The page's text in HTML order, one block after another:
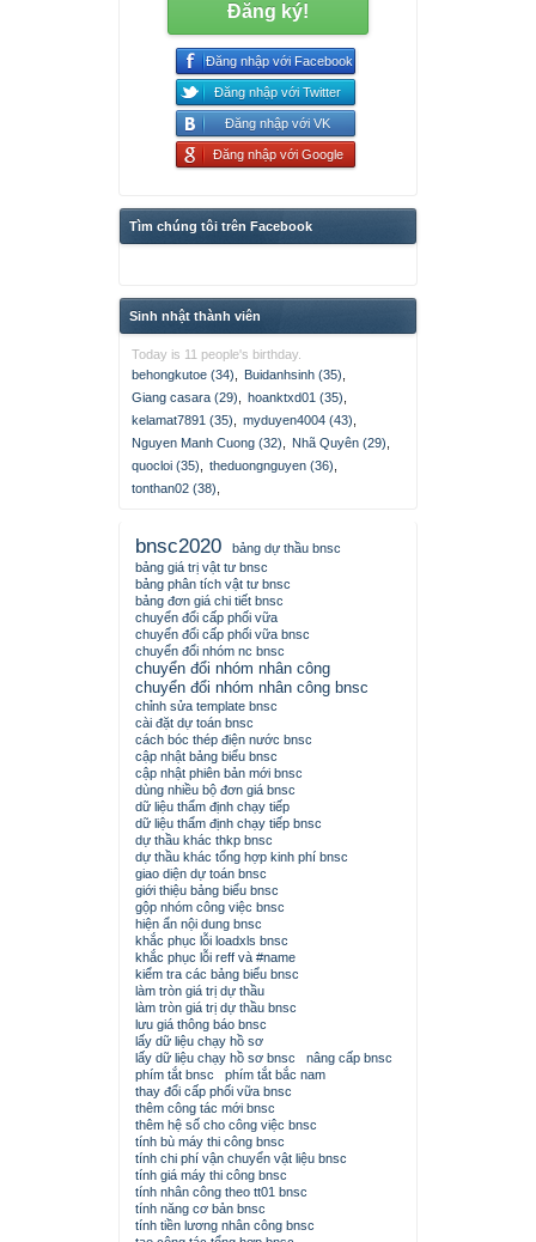
Đăng ký!
Đăng nhập với Facebook
Đăng nhập với Twitter
Đăng nhập với VK
Đăng nhập với Google
Tìm chúng tôi trên Facebook
Sinh nhật thành viên
Today is 11 people's birthday.
behongkutoe (34)
Buidanhsinh (35)
Giang casara (29)
hoanktxd01 (35)
kelamat7891 (35)
myduyen4004 (43)
Nguyen Manh Cuong (32)
Nhã Quyên (29)
quocloi (35)
theduongnguyen (36)
tonthan02 (38)
bnsc2020
bảng dự thầu bnsc
bảng giá trị vật tư bnsc
bảng phân tích vật tư bnsc
bảng đơn giá chi tiết bnsc
chuyển đổi cấp phối vữa
chuyển đổi cấp phối vữa bnsc
chuyển đổi nhóm nc bnsc
chuyển đổi nhóm nhân công
chuyển đổi nhóm nhân công bnsc
chỉnh sửa template bnsc
cài đặt dự toán bnsc
cách bóc thép điện nước bnsc
cập nhật bảng biểu bnsc
cập nhật phiên bản mới bnsc
dùng nhiều bộ đơn giá bnsc
dữ liệu thẩm định chạy tiếp
dữ liệu thẩm định chạy tiếp bnsc
dự thầu khác thkp bnsc
dự thầu khác tổng hợp kinh phí bnsc
giao diện dự toán bnsc
giới thiệu bảng biểu bnsc
gộp nhóm công việc bnsc
hiện ẩn nội dung bnsc
khắc phục lỗi loadxls bnsc
khắc phục lỗi reff và #name
kiểm tra các bảng biểu bnsc
làm tròn giá trị dự thầu
làm tròn giá trị dự thầu bnsc
lưu giá thông báo bnsc
lấy dữ liệu chạy hồ sơ
lấy dữ liệu chạy hồ sơ bnsc
nâng cấp bnsc
phím tắt bnsc
phím tắt bắc nam
thay đổi cấp phối vữa bnsc
thêm công tác mới bnsc
thêm hệ số cho công việc bnsc
tính bù máy thi công bnsc
tính chi phí vận chuyển vật liệu bnsc
tính giá máy thi công bnsc
tính nhân công theo tt01 bnsc
tính năng cơ bản bnsc
tính tiền lương nhân công bnsc